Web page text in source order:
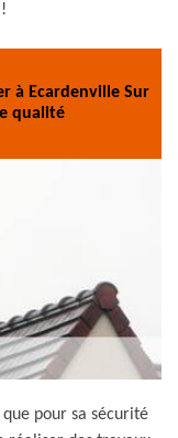
à Ecardenville Sur
qualité
pour sa sécurité